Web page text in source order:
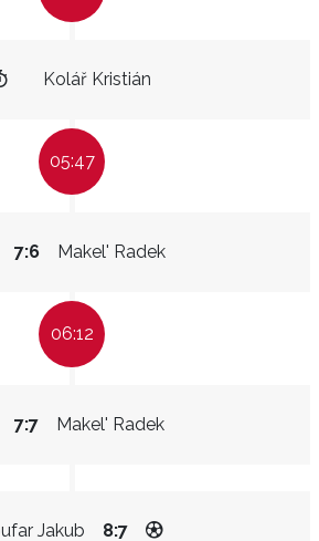
Kolář Kristián
05:47
Makel' Radek
7:6
06:12
Makel' Radek
7:7
Jakub 8:7